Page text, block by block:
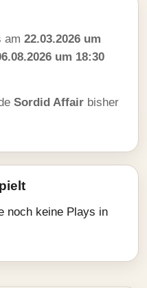
am 22.03.2026 um
um 18:30
Sordid Affair bisher
noch keine Plays in